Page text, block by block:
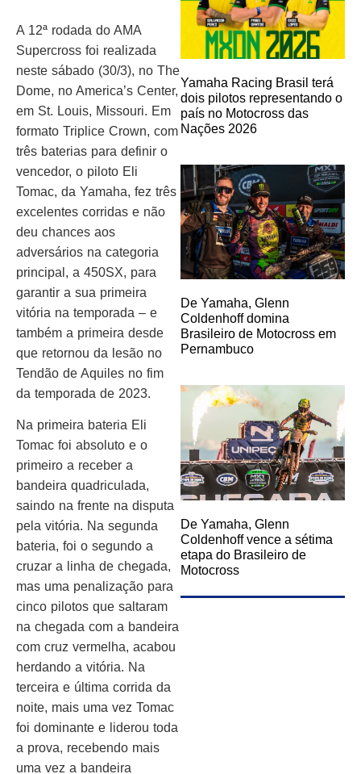
A 12ª rodada do AMA
Supercross foi realizada
neste sábado (30/3), no The
Dome, no America’s Center,
em St. Louis, Missouri. Em
formato Triplice Crown, com
três baterias para definir o
vencedor, o piloto Eli
Tomac, da Yamaha, fez três
excelentes corridas e não
deu chances aos
adversários na categoria
principal, a 450SX, para
garantir a sua primeira
vitória na temporada – e
também a primeira desde
que retornou da lesão no
Tendão de Aquiles no fim
da temporada de 2023.
Na primeira bateria Eli
Tomac foi absoluto e o
primeiro a receber a
bandeira quadriculada,
saindo na frente na disputa
pela vitória. Na segunda
bateria, foi o segundo a
cruzar a linha de chegada,
mas uma penalização para
cinco pilotos que saltaram
na chegada com a bandeira
com cruz vermelha, acabou
herdando a vitória. Na
terceira e última corrida da
noite, mais uma vez Tomac
foi dominante e liderou toda
a prova, recebendo mais
uma vez a bandeira
Yamaha Racing Brasil terá
dois pilotos representando o
país no Motocross das
Nações 2026
De Yamaha, Glenn
Coldenhoff domina
Brasileiro de Motocross em
Pernambuco
De Yamaha, Glenn
Coldenhoff vence a sétima
etapa do Brasileiro de
Motocross